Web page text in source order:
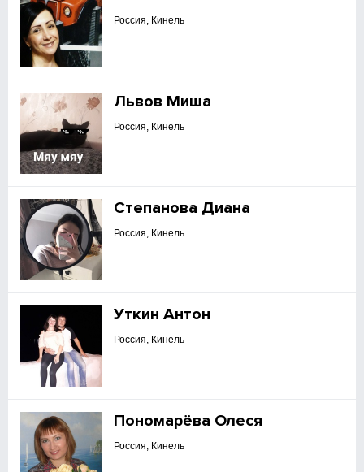
Россия, Кинель
Львов Миша
Россия, Кинель
Степанова Диана
Россия, Кинель
Уткин Антон
Россия, Кинель
Пономарёва Олеся
Россия, Кинель